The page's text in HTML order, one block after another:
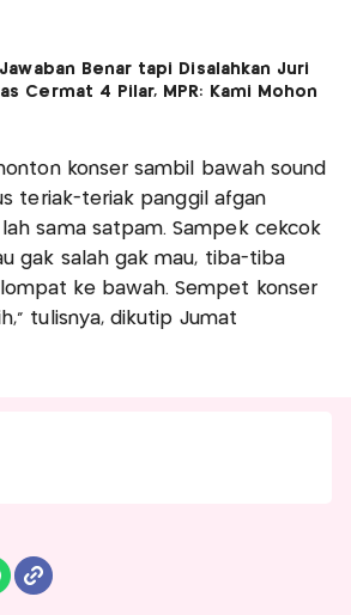
Benar tapi Disalahkan Juri
Cermat 4 Pilar, MPR: Kami Mohon
konser sambil bawah sound
teriak-teriak panggil afgan
sama satpam. Sampek cekcok
gak salah gak mau, tiba-tiba
ke bawah. Sempet konser
tulisnya, dikutip Jumat